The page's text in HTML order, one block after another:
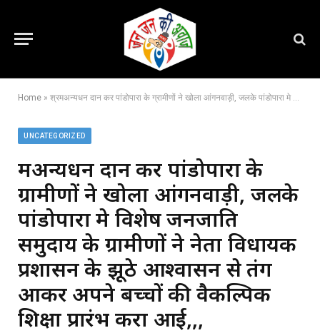
Home » श्रमअन्यधन दान कर पांडोपारा के ग्रामीणों ने खोला आंगनवाड़ी, जलके पांडोपारा मे विशेष जनजाति समुदाय के ग्रामीणों ने नेता विधायक प्रशासन के झूठे आश्वासन से तंग आकर अपने बच्चों की वैकल्पिक शिक्षा प्रारंभ करा आई,,,
UNCATEGORIZED
श्रमअन्यधन दान कर पांडोपारा के
ग्रामीणों ने खोला आंगनवाड़ी, जलके
पांडोपारा मे विशेष जनजाति
समुदाय के ग्रामीणों ने नेता विधायक
प्रशासन के झूठे आश्वासन से तंग
आकर अपने बच्चों की वैकल्पिक
शिक्षा प्रारंभ करा आई,,,